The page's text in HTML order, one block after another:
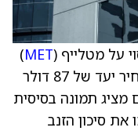
MET
)
של 87 דולר
מציג תמונה בסיסית
סיכון הזנב